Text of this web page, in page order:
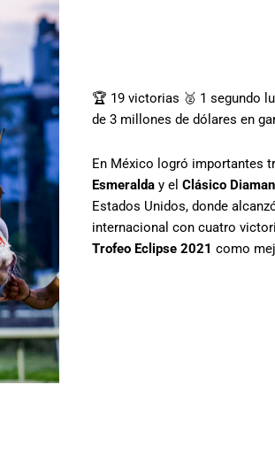
🏆 19 victorias 🥈 1 segundo
de 3 millones de dólares en
En México logró importantes
Esmeralda y el Clásico
Estados Unidos, donde
internacional con cuatro
Trofeo Eclipse 2021 como